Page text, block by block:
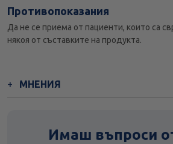
Противопоказания
Да не се приема от пациенти, които са
някоя от съставките на продукта.
МНЕНИЯ
Имаш въпроси